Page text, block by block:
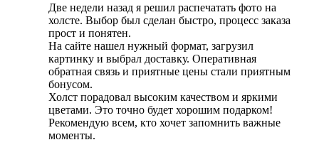
Две недели назад я решил распечатать фото на
холсте. Выбор был сделан быстро, процесс заказа
прост и понятен.
На сайте нашел нужный формат, загрузил
картинку и выбрал доставку. Оперативная
обратная связь и приятные цены стали приятным
бонусом.
Холст порадовал высоким качеством и яркими
цветами. Это точно будет хорошим подарком!
Рекомендую всем, кто хочет запомнить важные
моменты.